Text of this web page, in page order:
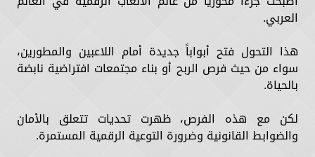
العربي.
هذا التحول فتح أبواباً جديدة أمام اللاعبين والمطورين،
سواء من حيث فرص الربح أو بناء مجتمعات افتراضية نابضة
بالحياة.
لكن مع هذه الفرص، ظهرت تحديات تتعلق بالأمان
والضوابط القانونية وضرورة التوعية الرقمية المستمرة.